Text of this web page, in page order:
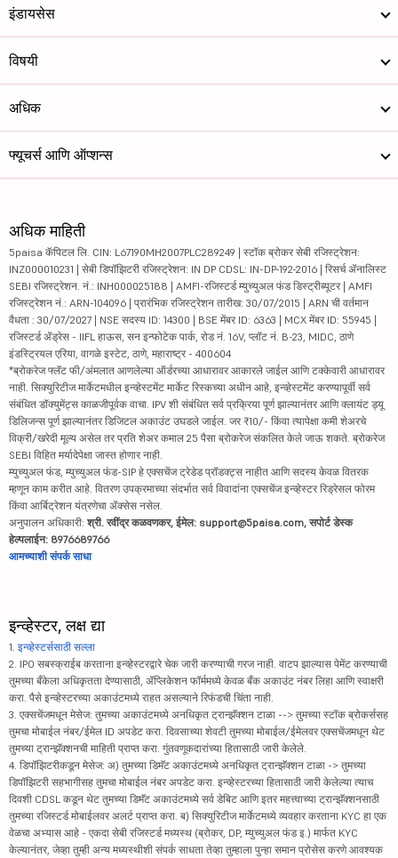
इंडायसेस
विषयी
अधिक
फ्यूचर्स आणि ऑप्शन्स
अधिक माहिती
5paisa कॅपिटल लि. CIN: L67190MH2007PLC289249 | स्टॉक ब्रोकर सेबी रजिस्ट्रेशन:
INZ000010231 | सेबी डिपॉझिटरी रजिस्ट्रेशन: IN DP CDSL: IN-DP-192-2016 | रिसर्च ॲनालिस्ट
SEBI रजिस्ट्रेशन. नं.: INH000025188 | AMFI-रजिस्टर्ड म्युच्युअल फंड डिस्ट्रीब्यूटर | AMFI
रजिस्ट्रेशन नं.: ARN-104096 | प्रारंभिक रजिस्ट्रेशन तारीख: 30/07/2015 | ARN ची वर्तमान
वैधता : 30/07/2027 | NSE सदस्य ID: 14300 | BSE मेंबर ID: 6363 | MCX मेंबर ID: 55945 |
रजिस्टर्ड ॲड्रेस - IIFL हाऊस, सन इन्फोटेक पार्क, रोड नं. 16V, प्लॉट नं. B-23, MIDC, ठाणे
इंडस्ट्रियल एरिया, वागळे इस्टेट, ठाणे, महाराष्ट्र - 400604
*ब्रोकरेज फ्लॅट फी/अंमलात आणलेल्या ऑर्डरच्या आधारावर आकारले जाईल आणि टक्केवारी आधारावर
नाही. सिक्युरिटीज मार्केटमधील इन्व्हेस्टमेंट मार्केट रिस्कच्या अधीन आहे, इन्व्हेस्टमेंट करण्यापूर्वी सर्व
संबंधित डॉक्युमेंट्स काळजीपूर्वक वाचा. IPV शी संबंधित सर्व प्रक्रिया पूर्ण झाल्यानंतर आणि क्लायंट ड्यू
डिलिजन्स पूर्ण झाल्यानंतर डिजिटल अकाउंट उघडले जाईल. जर ₹10/- किंवा त्यापेक्षा कमी शेअरचे
विक्री/खरेदी मूल्य असेल तर प्रति शेअर कमाल 25 पैसा ब्रोकरेज संकलित केले जाऊ शकते. ब्रोकरेज
SEBI विहित मर्यादेपेक्षा जास्त होणार नाही.
म्युच्युअल फंड, म्युच्युअल फंड-SIP हे एक्सचेंज ट्रेडेड प्रॉडक्ट्स नाहीत आणि सदस्य केवळ वितरक
म्हणून काम करीत आहे. वितरण उपक्रमाच्या संदर्भात सर्व विवादांना एक्सचेंज इन्व्हेस्टर रिड्रेसल फोरम
किंवा आर्बिट्रेशन यंत्रणेचा ॲक्सेस नसेल.
अनुपालन अधिकारी: श्री. रवींद्र कळवणकर, ईमेल: support@5paisa.com, सपोर्ट डेस्क
हेल्पलाईन: 8976689766
आमच्याशी संपर्क साधा
इन्व्हेस्टर, लक्ष द्या
1. इन्व्हेस्टर्ससाठी सल्ला
2. IPO सबस्क्राईब करताना इन्व्हेस्टरद्वारे चेक जारी करण्याची गरज नाही. वाटप झाल्यास पेमेंट करण्याची
तुमच्या बँकेला अधिकृतता देण्यासाठी, ॲप्लिकेशन फॉर्ममध्ये केवळ बँक अकाउंट नंबर लिहा आणि स्वाक्षरी
करा. पैसे इन्व्हेस्टरच्या अकाउंटमध्ये राहत असल्याने रिफंडची चिंता नाही.
3. एक्सचेंजमधून मेसेज: तुमच्या अकाउंटमध्ये अनधिकृत ट्रान्झॅक्शन टाळा --> तुमच्या स्टॉक ब्रोकर्ससह
तुमचा मोबाईल नंबर/ईमेल ID अपडेट करा. दिवसाच्या शेवटी तुमच्या मोबाईल/ईमेलवर एक्सचेंजमधून थेट
तुमच्या ट्रान्झॅक्शनची माहिती प्राप्त करा. गुंतवणूकदारांच्या हितासाठी जारी केलेले.
4. डिपॉझिटरीकडून मेसेज: अ) तुमच्या डिमॅट अकाउंटमध्ये अनधिकृत ट्रान्झॅक्शन टाळा -> तुमच्या
डिपॉझिटरी सहभागीसह तुमचा मोबाईल नंबर अपडेट करा. इन्व्हेस्टरच्या हितासाठी जारी केलेल्या त्याच
दिवशी CDSL कडून थेट तुमच्या डिमॅट अकाउंटमध्ये सर्व डेबिट आणि इतर महत्त्वाच्या ट्रान्झॅक्शनसाठी
तुमच्या रजिस्टर्ड मोबाईलवर अलर्ट प्राप्त करा. ब) सिक्युरिटीज मार्केटमध्ये व्यवहार करताना KYC हा एक
वेळचा अभ्यास आहे - एकदा सेबी रजिस्टर्ड मध्यस्थ (ब्रोकर, DP, म्युच्युअल फंड इ.) मार्फत KYC
केल्यानंतर, जेव्हा तुम्ही अन्य मध्यस्थीशी संपर्क साधता तेव्हा तुम्हाला पुन्हा समान प्रोसेस करणे आवश्यक